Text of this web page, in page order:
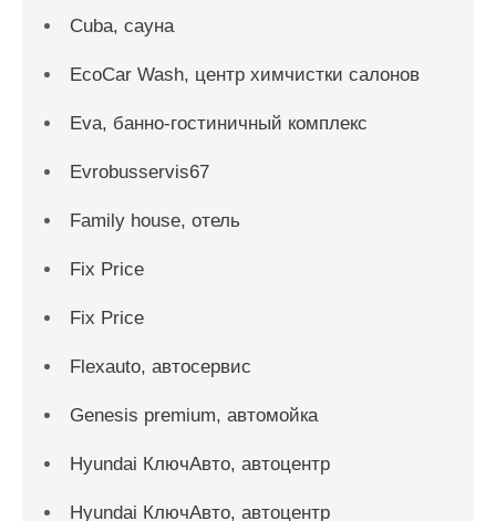
Cuba, сауна
EcoCar Wash, центр химчистки салонов
Eva, банно-гостиничный комплекс
Evrobusservis67
Family house, отель
Fix Price
Fix Price
Flexauto, автосервис
Genesis premium, автомойка
Hyundai КлючАвто, автоцентр
Hyundai КлючАвто, автоцентр